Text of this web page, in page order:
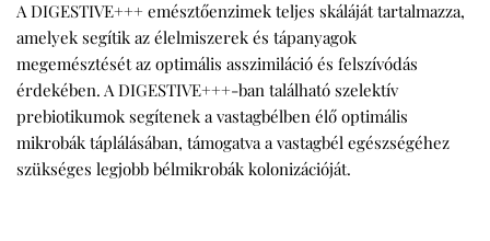
A DIGESTIVE+++ emésztőenzimek teljes skáláját tartalmazza,
amelyek segítik az élelmiszerek és tápanyagok
megemésztését az optimális asszimiláció és felszívódás
érdekében. A DIGESTIVE+++-ban található szelektív
prebiotikumok segítenek a vastagbélben élő optimális
mikrobák táplálásában, támogatva a vastagbél egészségéhez
szükséges legjobb bélmikrobák kolonizációját.